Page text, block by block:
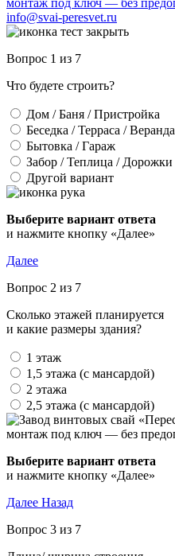
info@svai-peresvet.ru
Вопрос 1 из 7
Что будете строить?
Дом / Баня / Пристройка
Беседка / Терраса / Веранда
Бытовка / Гараж
Забор / Теплица / Дорожки
Другой вариант
Выберите вариант ответа
и нажмите кнопку «Далее»
Далее
Вопрос 2 из 7
Сколько этажей планируется
и какие размеры здания?
1 этаж
1,5 этажа (с мансардой)
2 этажа
2,5 этажа (с мансардой)
Выберите вариант ответа
и нажмите кнопку «Далее»
Далее Назад
Вопрос 3 из 7